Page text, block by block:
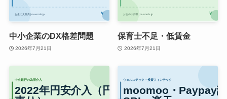
中小企業のDX格差問題
2026年7月21日
保育士不足・低賃金
2026年7月21日